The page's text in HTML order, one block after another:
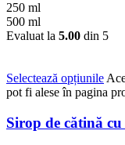
250 ml
500 ml
Evaluat la 5.00 din 5
Selectează opțiunile
pot fi alese în pagina
Sirop de cătină